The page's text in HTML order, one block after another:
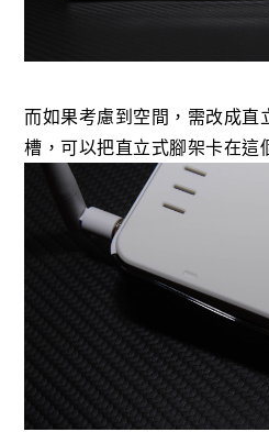
而如果考慮到空間，需改成直
槽，可以把直立式腳架卡在這